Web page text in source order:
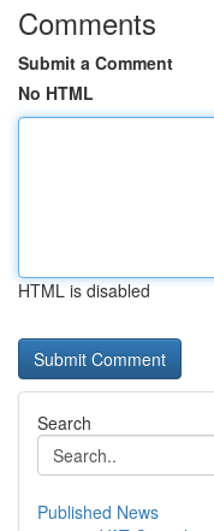
Comments
Submit a Comment
No HTML
HTML is disabled
Search
Published News